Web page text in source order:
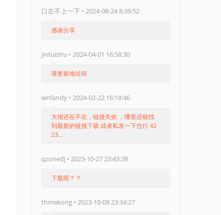
口左不上一下 • 2024-08-24 8:39:52
感谢分享
jintuiziru • 2024-04-01 16:58:30
请更新地址哇
wnfandy • 2024-02-22 16:18:46
大佬还在不在，链接失效 ，哪里还能找
到最新的链接下载 或者私发一下也行 42
23...
qzonedj • 2023-10-27 23:43:38
下载呢？？
thmekong • 2023-10-08 23:34:27